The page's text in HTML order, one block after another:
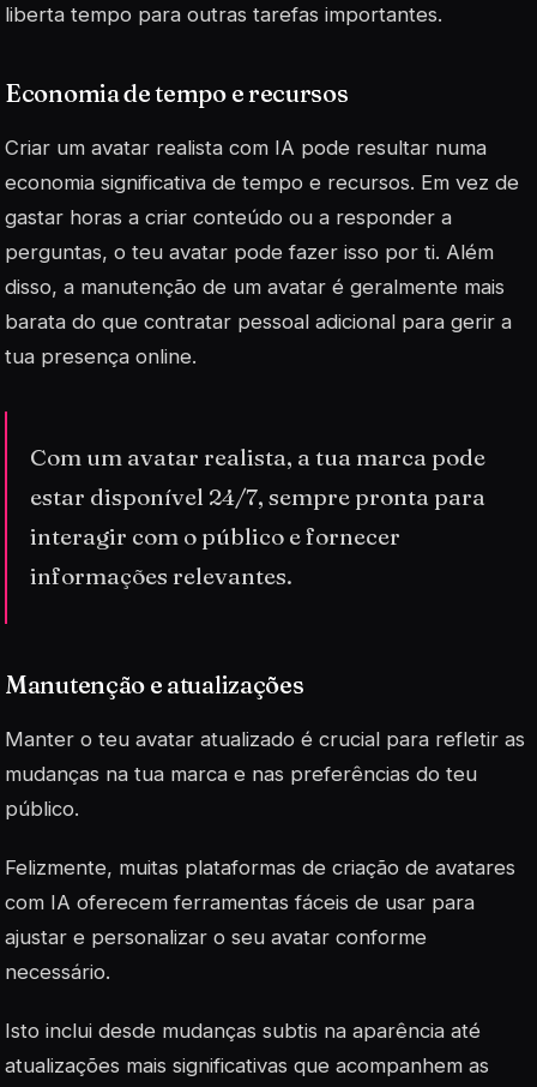
liberta tempo para outras tarefas importantes.
Economia de tempo e recursos
Criar um avatar realista com IA pode resultar numa
economia significativa de tempo e recursos. Em vez de
gastar horas a criar conteúdo ou a responder a
perguntas, o teu avatar pode fazer isso por ti. Além
disso, a manutenção de um avatar é geralmente mais
barata do que contratar pessoal adicional para gerir a
tua presença online.
Com um avatar realista, a tua marca pode
estar disponível 24/7, sempre pronta para
interagir com o público e fornecer
informações relevantes.
Manutenção e atualizações
Manter o teu avatar atualizado é crucial para refletir as
mudanças na tua marca e nas preferências do teu
público.
Felizmente, muitas plataformas de criação de avatares
com IA oferecem ferramentas fáceis de usar para
ajustar e personalizar o seu avatar conforme
necessário.
Isto inclui desde mudanças subtis na aparência até
atualizações mais significativas que acompanhem as